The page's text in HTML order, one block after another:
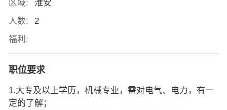
区域:
淮安
人数:
2
福利:
职位要求
1.大专及以上学历，机械专业，需对电气、电力，有一
定的了解；